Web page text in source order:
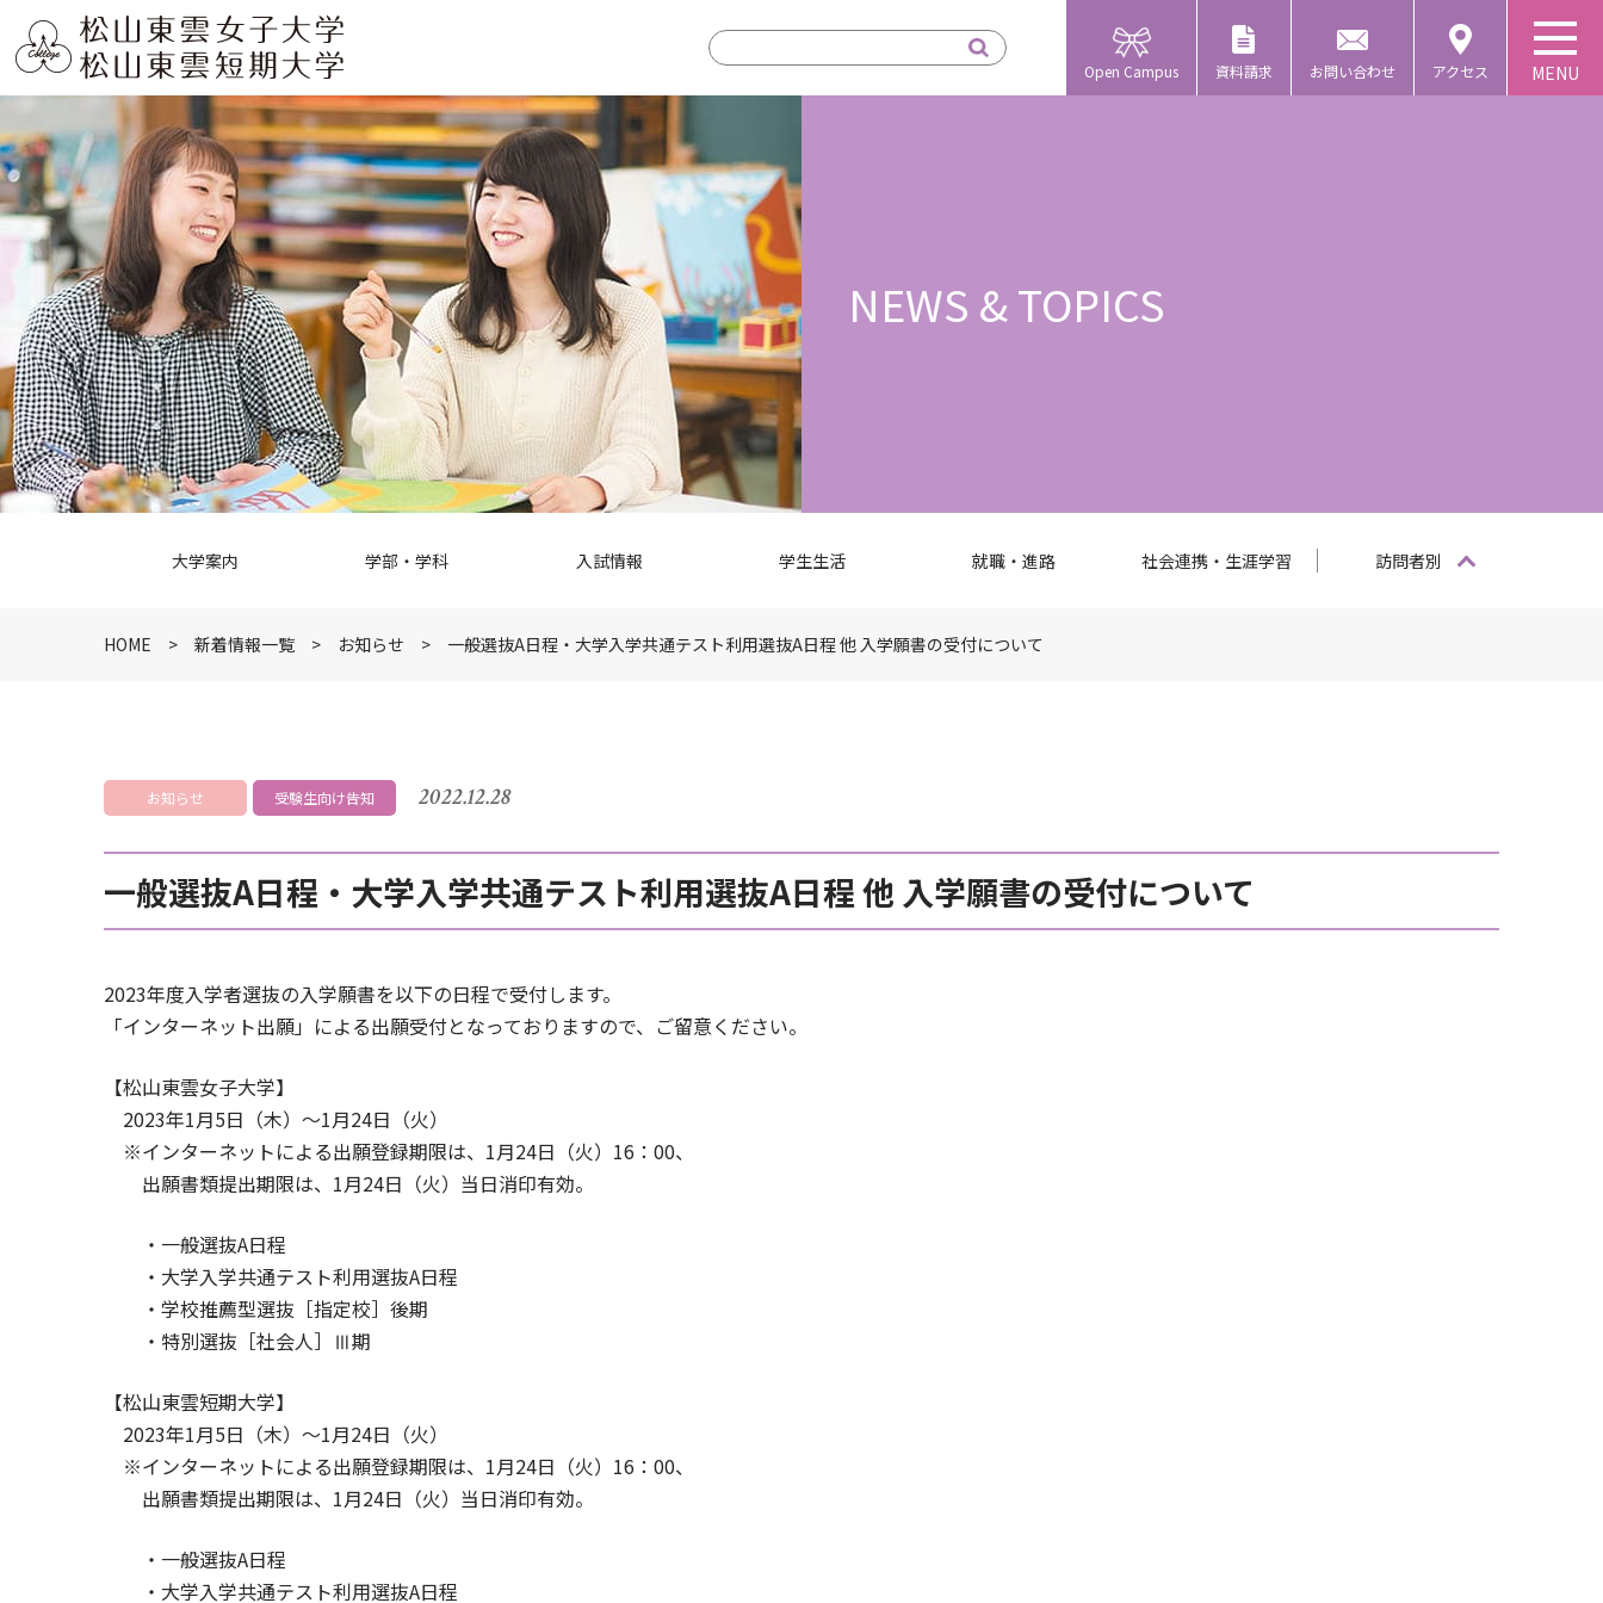
Open Campus 資料請求 お問い合わせ アクセス
NEWS & TOPICS
大学案内 学部・学科 入試情報 学生生活 就職・進路 社会連携・生涯学習 訪問者別
HOME 新着情報一覧 お知らせ 一般選抜A日程・大学入学共通テスト利用選抜A日程 他 入学願書の受付について
お知らせ 受験生向け告知 2022.12.28
一般選抜A日程・大学入学共通テスト利用選抜A日程 他 入学願書の受付について
2023年度入学者選抜の入学願書を以下の日程で受付します。
「インターネット出願」による出願受付となっておりますので、ご留意ください。
【松山東雲女子大学】
2023年1月5日（木）～1月24日（火）
※インターネットによる出願登録期限は、1月24日（火）16：00、
出願書類提出期限は、1月24日（火）当日消印有効。
・一般選抜A日程
・大学入学共通テスト利用選抜A日程
・学校推薦型選抜［指定校］後期
・特別選抜［社会人］Ⅲ期
【松山東雲短期大学】
2023年1月5日（木）～1月24日（火）
※インターネットによる出願登録期限は、1月24日（火）16：00、
出願書類提出期限は、1月24日（火）当日消印有効。
・一般選抜A日程
・大学入学共通テスト利用選抜A日程